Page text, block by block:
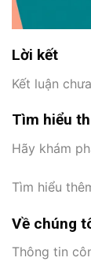
Lời kết
Kết luận
Tìm hiểu
Hãy khám
Tìm hiểu
Về chúng
Thông tin